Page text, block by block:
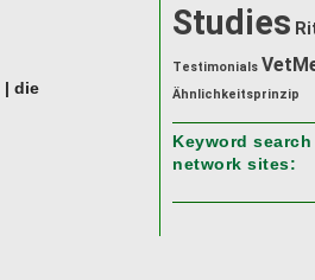
| die
Studies
Testimonials
Ähnlichkeitsprinzip
Keyword
network sites: